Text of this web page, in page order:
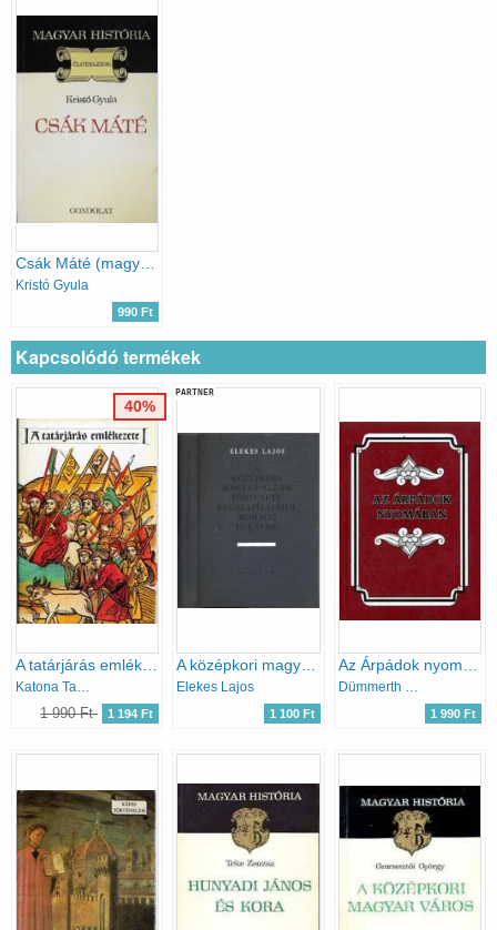
Csák Máté (magyar história)
Kristó Gyula
990 Ft
Kapcsolódó termékek
A tatárjárás emlékezete (Bibliotheca Historica)
Katona Tamás (szerk.)
1 990 Ft 1 194 Ft
40%
PARTNER
A középkori magyar állam története megalapításától mohácsi bukásáig
Elekes Lajos
1 100 Ft
Az Árpádok nyomában
Dümmerth Dezső
1 990 Ft